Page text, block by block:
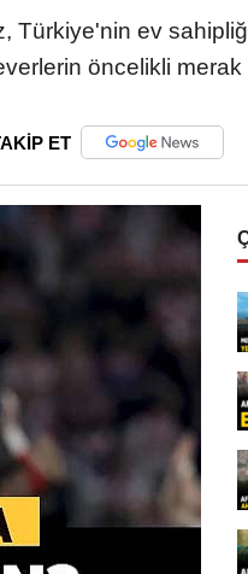
Türkiye'nin ev
öncelikli
ET